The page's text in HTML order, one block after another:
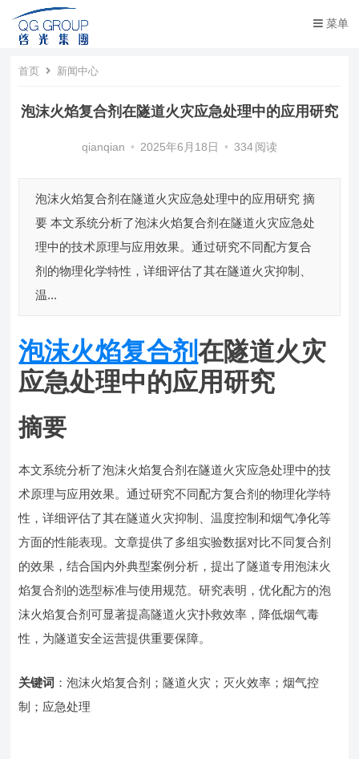
菜单
首页 新闻中心
泡沫火焰复合剂在隧道火灾应急处理中的应用研究
qianqian • 2025年6月18日 • 334 阅读
泡沫火焰复合剂在隧道火灾应急处理中的应用研究 摘
要 本文系统分析了泡沫火焰复合剂在隧道火灾应急处
理中的技术原理与应用效果。通过研究不同配方复合
剂的物理化学特性，详细评估了其在隧道火灾抑制、
温...
泡沫火焰复合剂在隧道火灾
应急处理中的应用研究
摘要
本文系统分析了泡沫火焰复合剂在隧道火灾应急处理中的技
术原理与应用效果。通过研究不同配方复合剂的物理化学特
性，详细评估了其在隧道火灾抑制、温度控制和烟气净化等
方面的性能表现。文章提供了多组实验数据对比不同复合剂
的效果，结合国内外典型案例分析，提出了隧道专用泡沫火
焰复合剂的选型标准与使用规范。研究表明，优化配方的泡
沫火焰复合剂可显著提高隧道火灾扑救效率，降低烟气毒
性，为隧道安全运营提供重要保障。
关键词 ：泡沫火焰复合剂；隧道火灾；灭火效率；烟气控
制；应急处理